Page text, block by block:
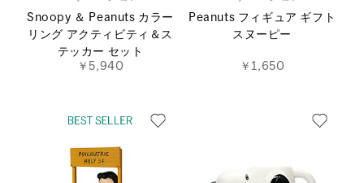
Snoopy ＆ Peanuts カラー
リング アクティビティ＆ス
テッカー セット
￥5,940
Peanuts フィギュア ギフト
スヌーピー
￥1,650